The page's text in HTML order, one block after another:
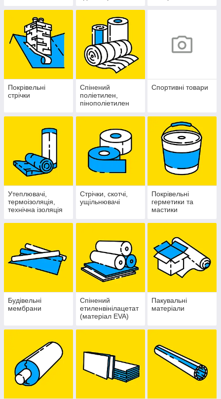
Покрівельні
стрічки
Спінений
поліетилен,
пінополіетилен
Спортивні товари
Утеплювачі,
термоізоляція,
технічна ізоляція
Стрічки, скотчі,
ущільнювачі
Покрівельні
герметики та
мастики
Будівельні
мембрани
Спінений
етиленвінілацетат
(матеріал EVA)
Пакувальні
матеріали